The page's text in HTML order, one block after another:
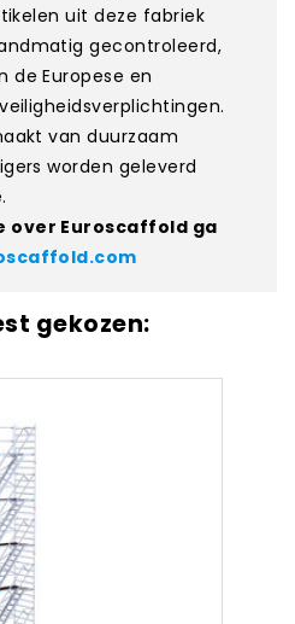
uit deze fabriek
gecontroleerd,
de Europese en
van duurzaam
worden geleverd
over Euroscaffold ga
gekozen: